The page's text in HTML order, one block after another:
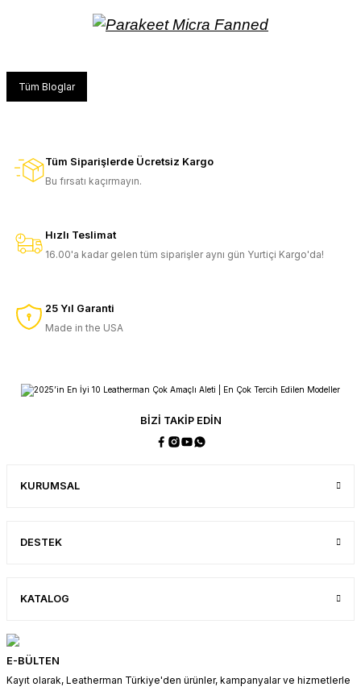
Tüm Bloglar
Tüm Siparişlerde Ücretsiz Kargo
Bu fırsatı kaçırmayın.
Hızlı Teslimat
16.00'a kadar gelen tüm siparişler aynı gün Yurtiçi Kargo'da!
25 Yıl Garanti
Made in the USA
BİZİ TAKİP EDİN
KURUMSAL
DESTEK
KATALOG
E-BÜLTEN
Kayıt olarak, Leatherman Türkiye'den ürünler, kampanyalar ve hizmetlerle